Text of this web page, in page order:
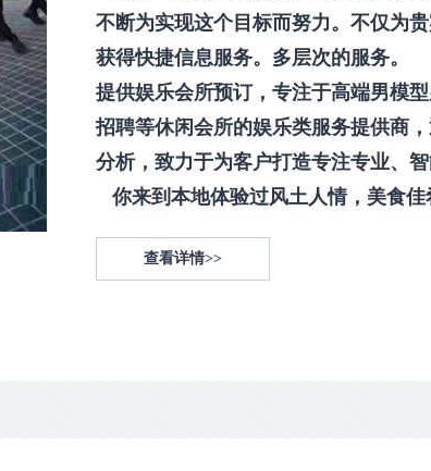
不断为实现这个目标而努力。不仅为
获得快捷信息服务。多层次的服务。
提供娱乐会所预订，专注于高端男模
招聘等休闲会所的娱乐类服务提供商
分析，致力于为客户打造专注专业、智
你来到本地体验过风土人情，美食佳
查看详情>>